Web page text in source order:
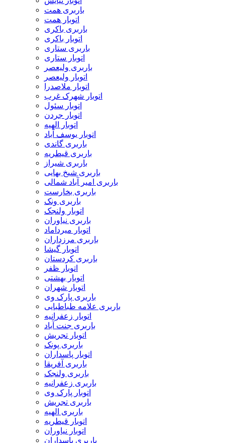
باربری همت
اتوبار همت
باربری باکری
اتوبار باکری
باربری ستاری
اتوبار ستاری
باربری ولیعصر
اتوبار ولیعصر
اتوبار ملاصدرا
اتوبار شهرک غرب
اتوبار سئول
اتوبار جردن
اتوبار الهیه
اتوبار یوسف آباد
باربری گاندی
باربری قیطریه
باربری شیراز
باربری شیخ بهایی
باربری امیر آباد شمالی
باربری بخارست
باربری ونک
اتوبار ولنجک
باربری نیاوران
اتوبار میرداماد
باربری مرزداران
اتوبار گیشا
باربری کردستان
اتوبار ظفر
اتوبار بهشتی
اتوبار شهران
باربری پارک وی
باربری علامه طباطبایی
اتوبار زعفرانیه
باربری جنت آباد
اتوبار تجریش
باربری پونک
اتوبار پاسداران
باربری آفریقا
باربری ولنجک
باربری زعفرانیه
اتوبار پارک وی
باربری تجریش
باربری الهیه
اتوبار قیطریه
اتوبار نیاوران
باربری پاسداران